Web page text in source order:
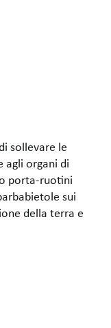
sollevare le
agli organi di
porta-ruotini
sui
della terra e